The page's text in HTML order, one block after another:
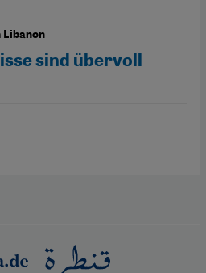
Libanon
sind übervoll